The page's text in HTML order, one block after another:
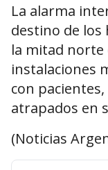
La alarma
destino de los
la mitad norte
instalaciones
con
atrapados en
(Noticias